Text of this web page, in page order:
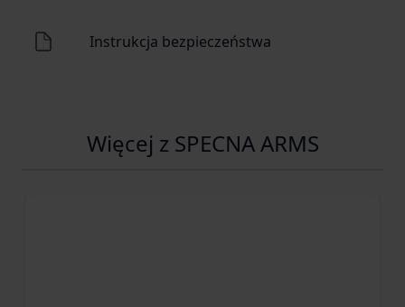
Instrukcja bezpieczeństwa
Więcej z SPECNA ARMS